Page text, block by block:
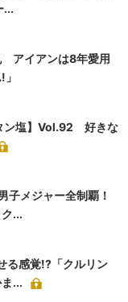
...
アイアンは8年愛用
ン塩】Vol.92 好きな
子メジャー全制覇！
...
る感覚!?「クルリン
...